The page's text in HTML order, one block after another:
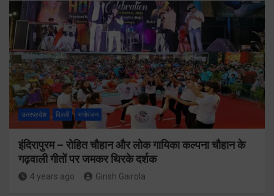
उत्तरप्रदेश दिल्ली मनोरंजन
इंदिरापुरम – रोहित चौहान और लोक गायिका कल्पना चौहान के
गढ़वाली गीतों पर जमकर थिरके दर्शक
4 years ago Girish Gairola